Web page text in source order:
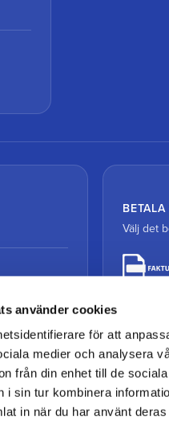
använder cookies
för att
medier och analysera
från din enhet till de
i sin tur kombinera
in när du har använt deras
Välj det